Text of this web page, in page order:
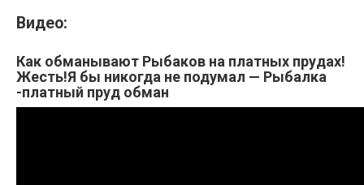
Видео:
Как обманывают Рыбаков на платных прудах!
Жесть!Я бы никогда не подумал — Рыбалка
-платный пруд обман